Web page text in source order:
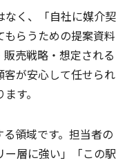
なく、「自社に媒介契
らうための提案資料
売戦略・想定される
が安心して任せられ
す。
領域です。担当者の
層に強い」「この駅